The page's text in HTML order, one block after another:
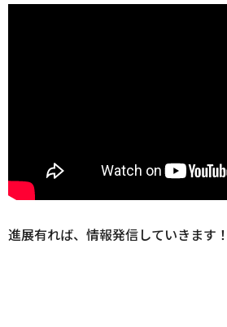
進展有れば、情報発信していきます！